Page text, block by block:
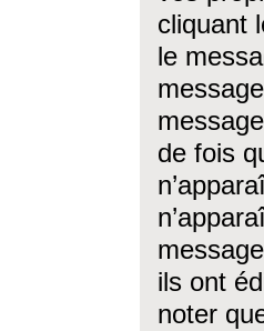
cliquant
le
de fois
ils ont
noter